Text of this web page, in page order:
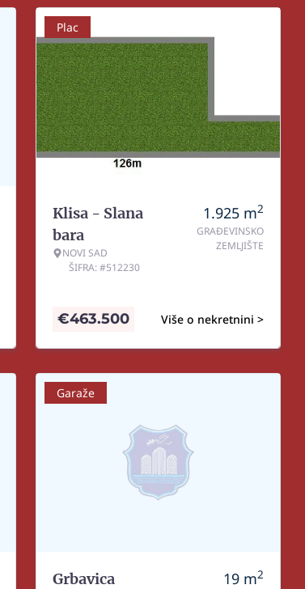
Plac
Klisa - Slana
bara
NOVI SAD
ŠIFRA: #512230
1.925 m2
GRAĐEVINSKO
ZEMLJIŠTE
Više o nekretnini >
€463.500
Garaže
Grbavica 19 m2